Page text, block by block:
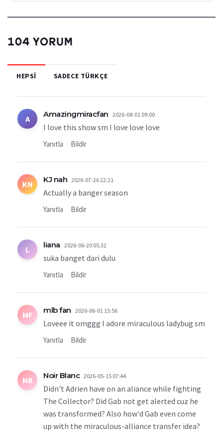
104 YORUM
HEPSI SADECE TÜRKÇE
A Amazingmiracfan 2026-08-01 09:00
I love this show sm I love love love
Yanıtla Bildir
KN KJ nah 2026-07-26 22:21
Actually a banger season
Yanıtla Bildir
L liana 2026-06-20 05:32
suka banget dari dulu
Yanıtla Bildir
MF mlb fan 2026-06-01 15:56
Loveee it omggg I adore miraculous ladybug sm
Yanıtla Bildir
NB Noir Blanc 2026-05-15 07:44
Didn't Adrien have on an aliance while fighting
The Collector? Did Gab not get alerted cuz he
was transformed? Also how'd Gab even come
up with the miraculous-alliance transfer idea?